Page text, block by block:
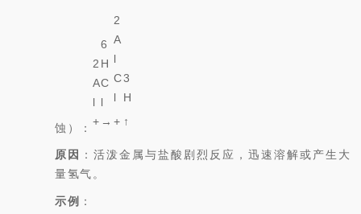
蚀）：
2
A
l
+
6
H
C
l
→
2
A
l
C
l3
+
3
H
2
↑
原因
：活泼金属与盐酸剧烈反应，迅速溶解或产生大
量氢气。
示例 ：